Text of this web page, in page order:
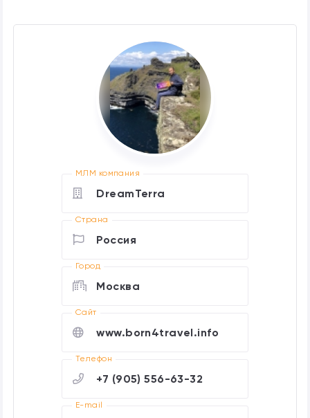
МЛМ компания
DreamTerra
Страна
Россия
Город
Москва
Cайт
www.born4travel.info
Телефон
+7 (905) 556-63-32
E-mail